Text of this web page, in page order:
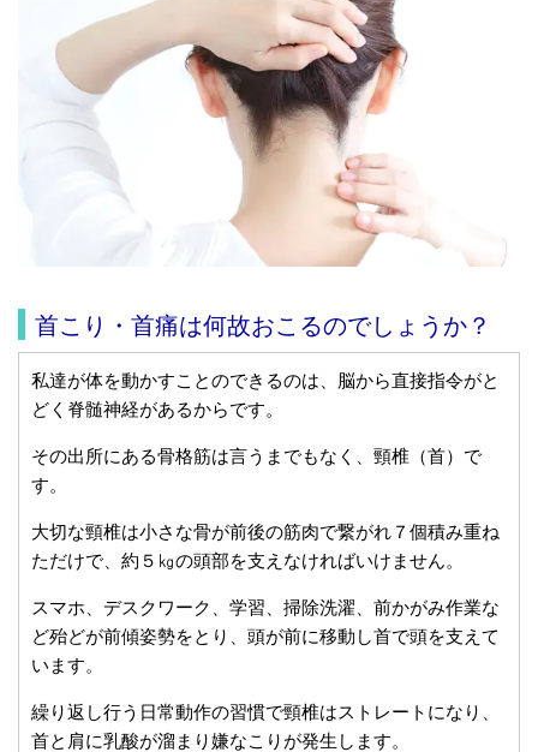
首こり・首痛は何故おこるのでしょうか？
私達が体を動かすことのできるのは、脳から直接指令がと
どく脊髄神経があるからです。
その出所にある骨格筋は言うまでもなく、頸椎（首）で
す。
大切な頸椎は小さな骨が前後の筋肉で繋がれ７個積み重ね
ただけで、約５㎏の頭部を支えなければいけません。
スマホ、デスクワーク、学習、掃除洗濯、前かがみ作業な
ど殆どが前傾姿勢をとり、頭が前に移動し首で頭を支えて
います。
繰り返し行う日常動作の習慣で頸椎はストレートになり、
首と肩に乳酸が溜まり嫌なこりが発生します。